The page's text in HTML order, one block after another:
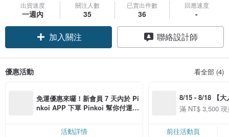
出貨速度
一週內
關注人數
35
已賣出件數
36
回應速度
-
加入關注 聯絡設計師
優惠活動 看全部 (4)
免運優惠來囉！新會員 7 天內於 Pi
nkoi APP 下單 Pinkoi 幫你付運
活動詳情
8/15 - 8/18 【大
季】滿
50
滿 NT$ 3,500
前往活動頁